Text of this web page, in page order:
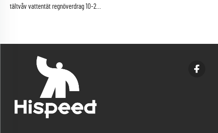
tältvåv vattentät regnöverdrag 10-20